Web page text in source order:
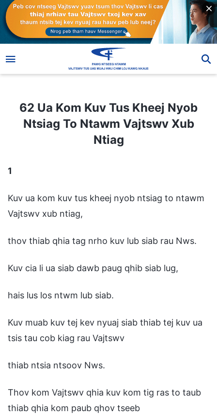
62 Ua Kom Kuv Tus Kheej Nyob
Ntsiag To Ntawm Vajtswv Xub
Ntiag
1
Kuv ua kom kuv tus kheej nyob ntsiag to ntawm
Vajtswv xub ntiag,
thov thiab qhia tag nrho kuv lub siab rau Nws.
Kuv cia li ua siab dawb paug qhib siab lug,
hais lus los ntwm lub siab.
Kuv muab kuv tej kev nyuaj siab thiab tej kuv ua
tsis tau cob kiag rau Vajtswv
thiab ntsia ntsoov Nws.
Thov kom Vajtswv qhia kuv kom tig ras to taub
thiab qhia kom paub qhov tseeb